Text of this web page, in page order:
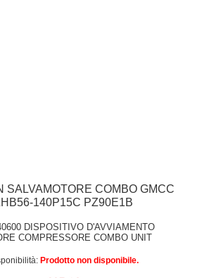
SALVAMOTORE COMBO GMCC
140P15C PZ90E1B
DISPOSITIVO D'AVVIAMENTO
COMPRESSORE COMBO UNIT
Prodotto non disponibile.